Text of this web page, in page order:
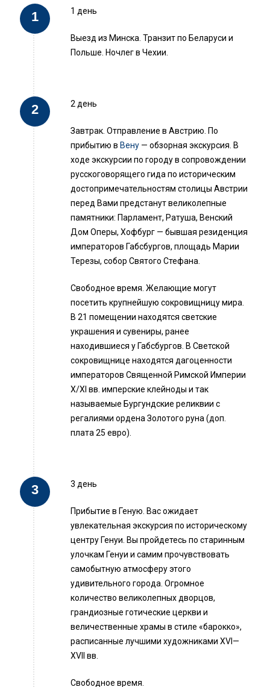
1 день
Выезд из Минска. Транзит по Беларуси и
Польше. Ночлег в Чехии.
2 день
Завтрак. Отправление в Австрию. По
прибытию в Вену — обзорная экскурсия. В
ходе экскурсии по городу в сопровождении
русскоговорящего гида по историческим
достопримечательностям столицы Австрии
перед Вами предстанут великолепные
памятники: Парламент, Ратуша, Венский
Дом Оперы, Хофбург — бывшая резиденция
императоров Габсбургов, площадь Марии
Терезы, собор Святого Стефана.
Свободное время. Желающие могут
посетить крупнейшую сокровищницу мира.
В 21 помещении находятся светские
украшения и сувениры, ранее
находившиеся у Габсбургов. В Светской
сокровищнице находятся дагоценности
императоров Священной Римской Империи
X/XI вв. имперские клейноды и так
называемые Бургундские реликвии с
регалиями ордена Золотого руна (доп.
плата 25 евро).
3 день
Прибытие в Геную. Вас ожидает
увлекательная экскурсия по историческому
центру Генуи. Вы пройдетесь по старинным
улочкам Генуи и самим прочувствовать
самобытную атмосферу этого
удивительного города. Огромное
количество великолепных дворцов,
грандиозные готические церкви и
величественные храмы в стиле «барокко»,
расписанные лучшими художниками XVI—
XVII вв.
Свободное время.